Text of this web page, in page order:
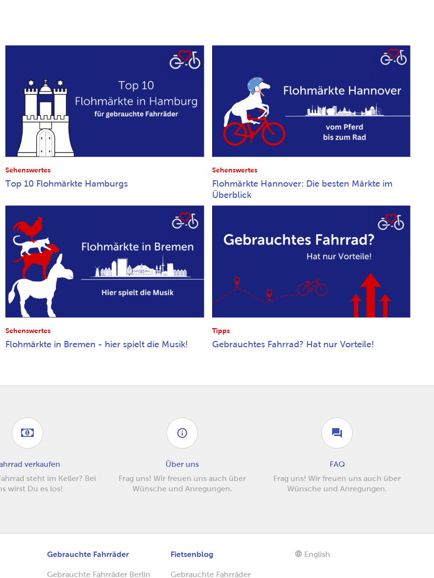
Sehenswertes
Top 10 Flohmärkte Hamburgs
Sehenswertes
Flohmärkte Hannover: Die besten Märkte im
Überblick
Sehenswertes
Flohmärkte in Bremen - hier spielt die Musik!
Tipps
Gebrauchtes Fahrrad? Hat nur Vorteile!
verkaufen
steht im Keller? Bei
wirst Du es los!
Über uns
Frag uns! Wir freuen uns auch über
Wünsche und Anregungen.
FAQ
Frag uns! Wir freuen uns auch über
Wünsche und Anregungen.
Gebrauchte Fahrräder
Gebrauchte Fahrräder Berlin
Fietsenblog
Gebrauchte Fahrräder
English